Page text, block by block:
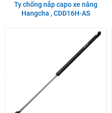
Ty chống nắp capo xe nâng
Hangcha , CDD16H-AS